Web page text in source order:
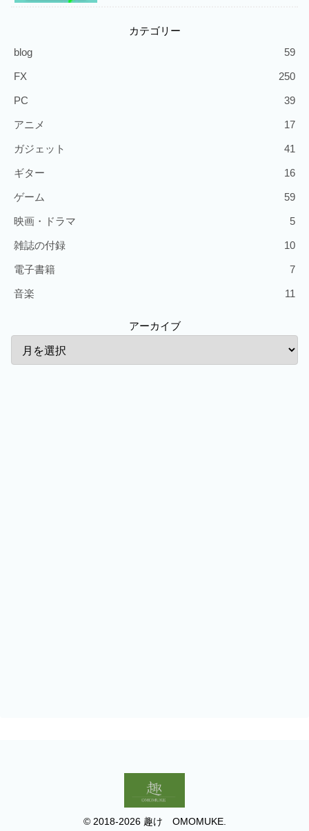
カテゴリー
blog
59
FX 250
PC 39
アニメ 17
ガジェット 41
ギター 16
ゲーム 59
映画・ドラマ 5
雑誌の付録 10
電子書籍 7
音楽 11
アーカイブ
© 2018-2026 趣け OMOMUKE.